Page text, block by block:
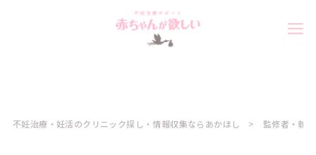
不妊治療・妊活のクリニック探し・情報収集ならあかほし 監修者・執